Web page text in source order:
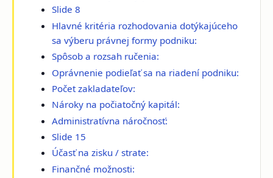
Slide 8
Hlavné kritéria rozhodovania dotýkajúceho
sa výberu právnej formy podniku:
Spôsob a rozsah ručenia:
Oprávnenie podieľať sa na riadení podniku:
Počet zakladateľov:
Nároky na počiatočný kapitál:
Administratívna náročnosť:
Slide 15
Účasť na zisku / strate:
Finančné možnosti: